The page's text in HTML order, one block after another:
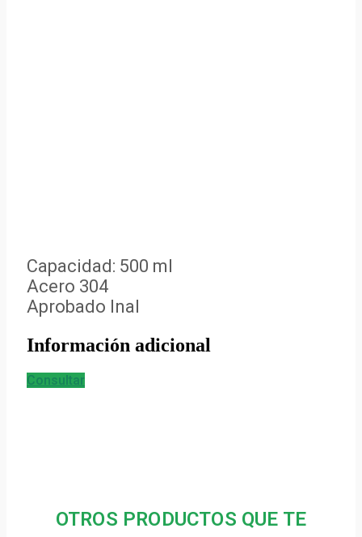
Capacidad: 500 ml
Acero 304
Aprobado Inal
Información adicional
Consultar
OTROS PRODUCTOS QUE TE